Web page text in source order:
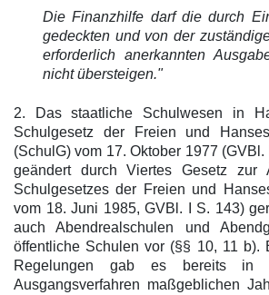
Die Finanzhilfe darf die durch
gedeckten und von der
erforderlich anerkannten
nicht übersteigen."
2. Das staatliche Schulwesen in
Schulgesetz der Freien und
(SchulG) vom 17. Oktober 1977 (GVBl.
geändert durch Viertes Gesetz zur
Schulgesetzes der Freien und
vom 18. Juni 1985, GVBl. I S. 143)
auch Abendrealschulen und
öffentliche Schulen vor (§§ 10, 11 b).
Regelungen gab es bereits
Ausgangsverfahren maßgeblichen